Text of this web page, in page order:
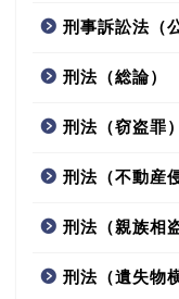
刑事訴訟法（
刑法（総論）
刑法（窃盗罪）
刑法（不動産
刑法（親族相
刑法（遺失物